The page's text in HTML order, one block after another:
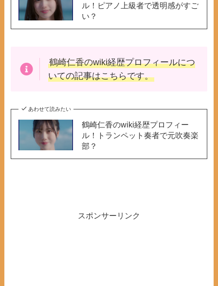
ル！ピアノ上級者で透明感がすご
い？
鶴崎仁香のwiki経歴プロフィールにつ
いての記事はこちらです。
あわせて読みたい
鶴崎仁香のwiki経歴プロフィー
ル！トランペット奏者で元吹奏楽
部？
スポンサーリンク